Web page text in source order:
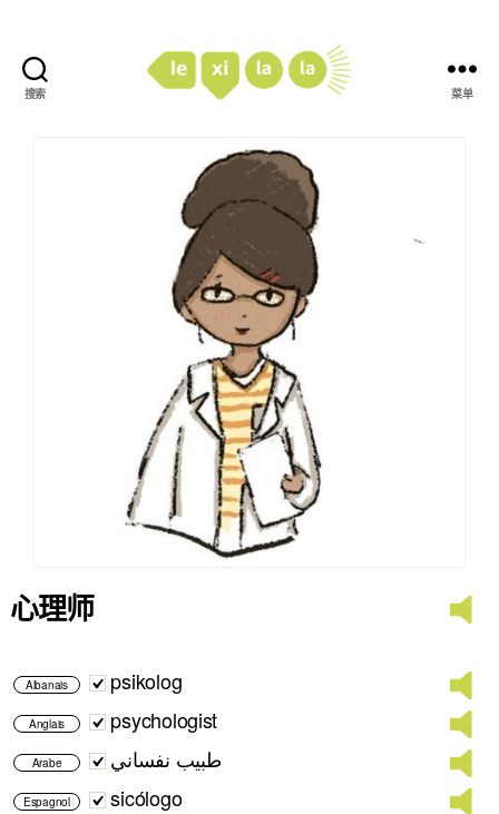
搜索 菜单
心理师
Albanais psikolog
Anglais psychologist
Arabe طبيب نفساني
Espagnol sicólogo